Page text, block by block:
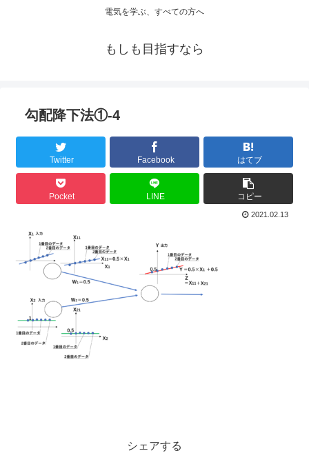
電気を学ぶ、すべての方へ
もしも目指すなら
勾配降下法①-4
Twitter Facebook はてブ
Pocket LINE コピー
2021.02.13
シェアする